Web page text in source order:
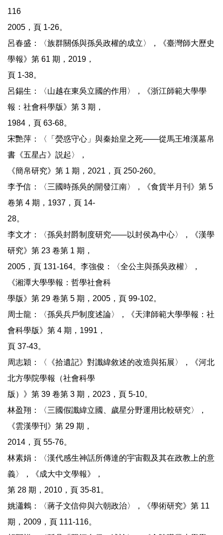
116
2005，頁 1-26。
呂春盛：〈族群關係與孫吳政權的成立〉，《臺灣師大歷史
學報》第 61 期，2019，
頁 1-38。
呂錫生：〈山越在東吳立國的作用〉，《浙江師範大學學
報：社會科學版》第 3 期，
1984，頁 63-68。
宋艷萍：〈「熒惑守心」與秦始皇之死——從馬王堆漢墓帛
書《五星占》説起〉，
《簡帛研究》第 1 期，2021，頁 250-260。
李予信：〈三國時孫吳的開發江南〉，《食貨半月刊》第 5
卷第 4 期，1937，頁 14-
28。
李文才：〈孫吳封爵制度研究——以封侯為中心〉，《漢學
研究》第 23 卷第 1 期，
2005，頁 131-164。李強俊：〈全公主與孫吳政權〉，
《湘潭大學學報：哲學社會科
學版》第 29 卷第 5 期，2005，頁 99-102。
周士龍：〈孫吳兵戶制度述論〉，《天津師範大學學報：社
會科學版》第 4 期，1991，
頁 37-43。
周志穎：〈《拾遺記》對讖緯敘述的改造與拓展〉，《河北
北方學院學報（社會科學
版）》第 39 卷第 3 期，2023，頁 5-10。
林盈翔：〈三國假讖緯立國、歲星分野運用比較研究〉，
《雲漢學刊》第 29 期，
2014，頁 55-76。
林素娟：〈漢代感生神話所傳達的宇宙觀及其在政教上的意
義〉，《成大中文學報》，
第 28 期，2010，頁 35-81。
姚瀟鶇：〈蔣子文信仰與六朝政治〉，《學術研究》第 11
期，2009，頁 111-116。